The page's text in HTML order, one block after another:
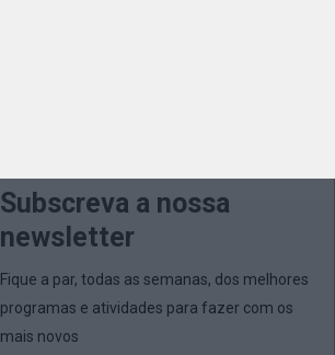
Subscreva a nossa
newsletter
Fique a par, todas as semanas, dos melhores
programas e atividades para fazer com os
mais novos